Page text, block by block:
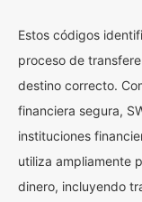
Estos códigos
proceso de
destino correcto.
financiera segura,
instituciones
utiliza ampliamente
dinero, incluyendo